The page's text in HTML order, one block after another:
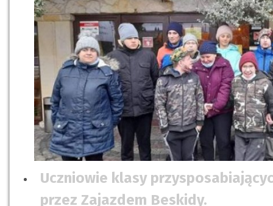
Uczniowie klasy
przez Zajazdem Beskidy.